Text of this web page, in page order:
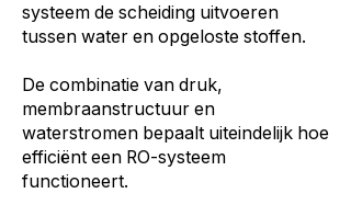
systeem de scheiding uitvoeren
tussen water en opgeloste stoffen.
De combinatie van druk,
membraanstructuur en
waterstromen bepaalt uiteindelijk hoe
efficiënt een RO-systeem
functioneert.